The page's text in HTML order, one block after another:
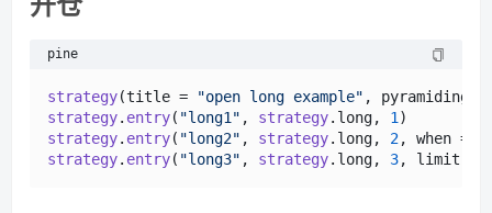
pine
strategy(title = "open long example" , pyramiding
strategy. entry( "long1" , strategy. long, 1
strategy. entry( "long2" , strategy. long, 2, when =
strategy. entry( "long3" , strategy. long, 3, limit =